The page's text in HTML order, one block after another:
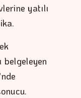
yatılı
belgeleyen